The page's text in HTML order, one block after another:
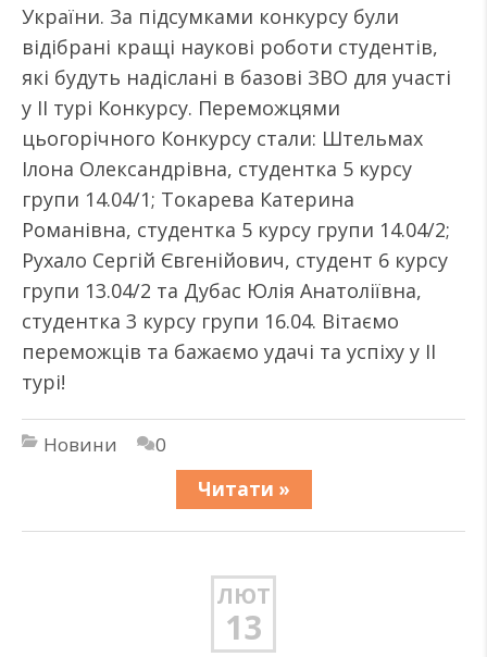
України. За підсумками конкурсу були
відібрані кращі наукові роботи студентів,
які будуть надіслані в базові ЗВО для участі
у ІІ турі Конкурсу. Переможцями
цьогорічного Конкурсу стали: Штельмах
Ілона Олександрівна, студентка 5 курсу
групи 14.04/1; Токарева Катерина
Романівна, студентка 5 курсу групи 14.04/2;
Рухало Сергій Євгенійович, студент 6 курсу
групи 13.04/2 та Дубас Юлія Анатоліївна,
студентка 3 курсу групи 16.04. Вітаємо
переможців та бажаємо удачі та успіху у ІІ
турі!
Новини
0
Читати »
ЛЮТ
13